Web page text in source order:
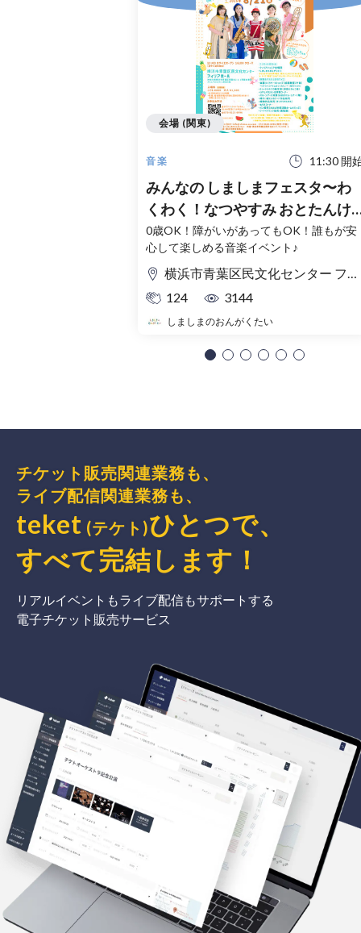
音楽 11:30 開
みんなの しましまフェスタ〜わ
くわく！なつやすみ おとたんけ
ん！〜
0歳OK！障がいがあってもOK！誰もが安
心して楽しめる音楽イベント♪
横浜市青葉区民文化センター フィリアホール
124
3144
しましまのおんがくたい
会場 (関東)
チケット販売関連業務も、
ライブ配信関連業務も、
teket (テケト)ひとつで、
すべて完結 します ！
リアルイベントもライブ配信もサポートする
電子チケット販売サービス